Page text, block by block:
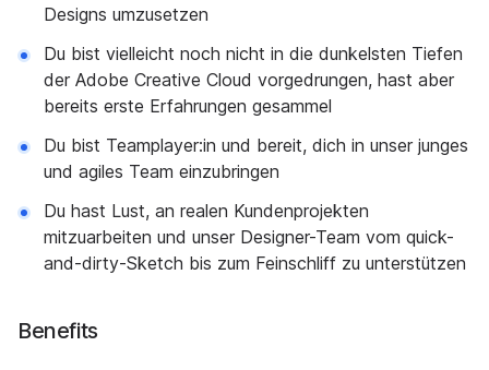
Designs umzusetzen
Du bist vielleicht noch nicht in die dunkelsten Tiefen
der Adobe Creative Cloud vorgedrungen, hast aber
bereits erste Erfahrungen gesammel
Du bist Teamplayer:in und bereit, dich in unser junges
und agiles Team einzubringen
Du hast Lust, an realen Kundenprojekten
mitzuarbeiten und unser Designer-Team vom quick-
and-dirty-Sketch bis zum Feinschliff zu unterstützen
Benefits